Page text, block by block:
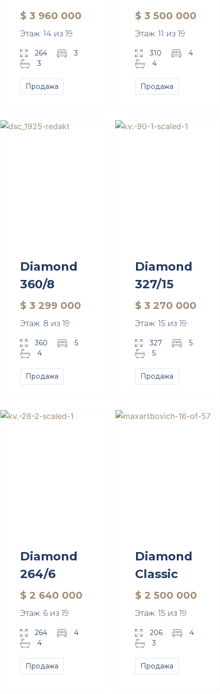
$ 3 960 000
Этаж: 14 из 19
264
3
3
Продажа
$ 3 500 000
Этаж: 11 из 19
310
4
4
Продажа
Diamond
360/8
$ 3 299 000
Этаж: 8 из 19
360
5
4
Продажа
Diamond
327/15
$ 3 270 000
Этаж: 15 из 19
327
5
5
Продажа
Diamond
264/6
$ 2 640 000
Этаж: 6 из 19
264
4
4
Продажа
Diamond
Classic
$ 2 500 000
Этаж: 15 из 19
206
4
3
Продажа